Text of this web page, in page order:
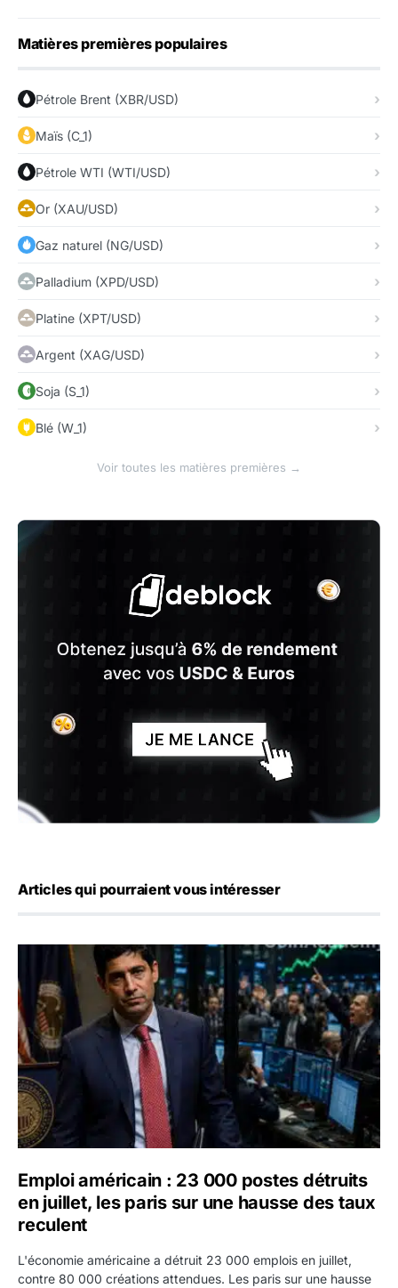
Matières premières populaires
Pétrole Brent (XBR/USD)
Maïs (C_1)
Pétrole WTI (WTI/USD)
Or (XAU/USD)
Gaz naturel (NG/USD)
Palladium (XPD/USD)
Platine (XPT/USD)
Argent (XAG/USD)
Soja (S_1)
Blé (W_1)
Voir toutes les matières premières →
Articles qui pourraient vous intéresser
Emploi américain : 23 000 postes détruits en juillet, les
Emploi américain : 23 000 postes détruits
en juillet, les paris sur une hausse des taux
reculent
L'économie américaine a détruit 23 000 emplois en juillet,
contre 80 000 créations attendues. Les paris sur une hausse